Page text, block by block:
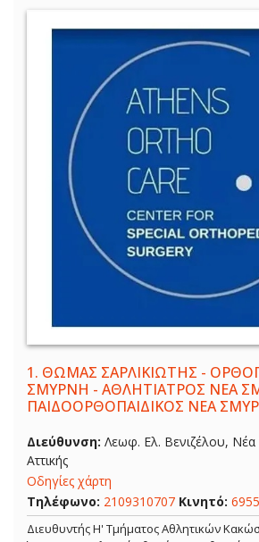
1. ΘΩΜΑΣ ΣΑΡΛΙΚΙΩΤΗΣ -
ΣΜΥΡΝΗ - ΑΘΛΗΤΙΑΤΡΟΣ ΝΕΑ
ΠΑΙΔΟΟΡΘΟΠΑΙΔΙΚΟΣ ΝΕΑ
Διεύθυνση: Λεωφ. Ελ. Βενιζέλου,
Αττικής
Οδηγίες χάρτη
Τηλέφωνο: 2109310707 Κινητό:
Διευθυντής Η' Τμήματος Αθλητικών